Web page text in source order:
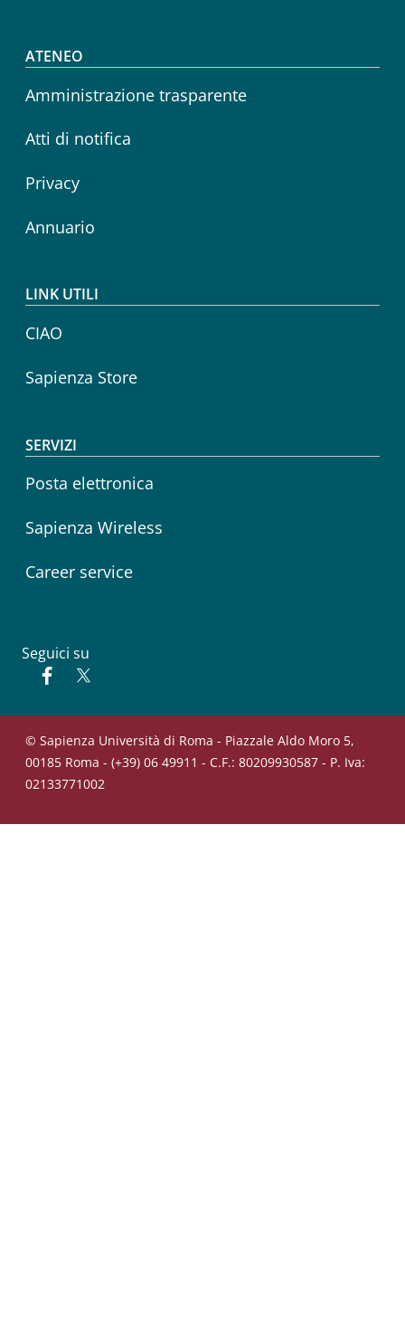
Footer menu
ATENEO
Amministrazione trasparente
Atti di notifica
Privacy
Annuario
LINK UTILI
CIAO
Sapienza Store
SERVIZI
Posta elettronica
Sapienza Wireless
Career service
Seguici su
Facebook
© Sapienza Università di Roma - Piazzale Aldo Moro 5,
00185 Roma - (+39) 06 49911 - C.F.: 80209930587 - P. Iva:
02133771002